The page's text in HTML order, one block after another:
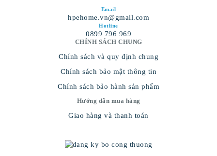
Email
hpehome.vn@gmail.com
Hotline
0899 796 969
CHÍNH SÁCH CHUNG
Chính sách và quy định chung
Chính sách bảo mật thông tin
Chính sách bảo hành sản phẩm
Hướng dẫn mua hàng
Giao hàng và thanh toán